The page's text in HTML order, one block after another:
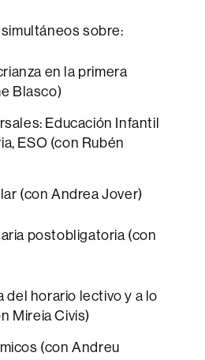
sobre:
en la primera
Blasco)
Educación Infantil
ESO (con Rubén
(con Andrea Jover)
postobligatoria (con
del horario lectivo y a lo
Mireia Civis)
(con Andreu